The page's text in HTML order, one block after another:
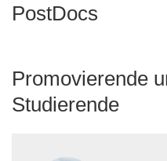
PostDocs
Promovierende
Studierende